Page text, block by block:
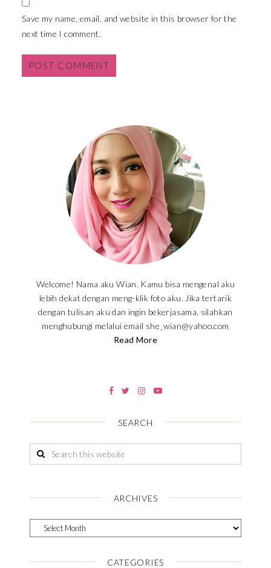
Save my name, email, and website in this browser for the
next time I comment.
Welcome! Nama aku Wian. Kamu bisa mengenal aku
lebih dekat dengan meng-klik foto aku. Jika tertarik
dengan tulisan aku dan ingin bekerjasama, silahkan
menghubungi melalui email she_wian@yahoo.com
Read More
SEARCH
ARCHIVES
CATEGORIES